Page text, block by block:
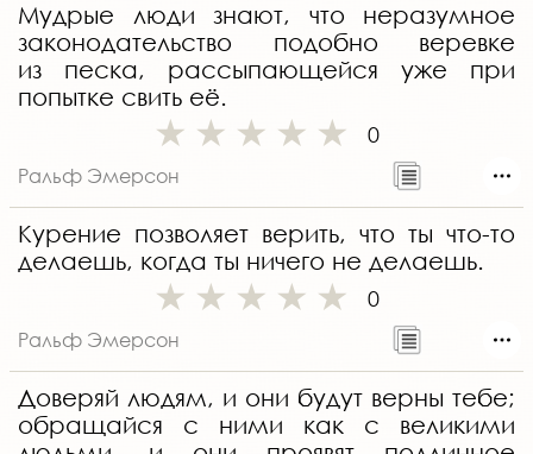
Мудрые люди знают, что неразумное
законодательство подобно веревке
из песка, рассыпающейся уже при
попытке свить её.
0
Ральф Эмерсон
Курение позволяет верить, что ты что-то
делаешь, когда ты ничего не делаешь.
0
Ральф Эмерсон
Доверяй людям, и они будут верны тебе;
обращайся с ними как с великими